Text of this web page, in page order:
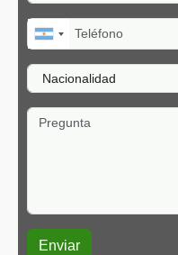
Teléfono
Nacionalidad
Pregunta